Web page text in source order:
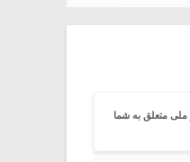
ملی متعلق به شما